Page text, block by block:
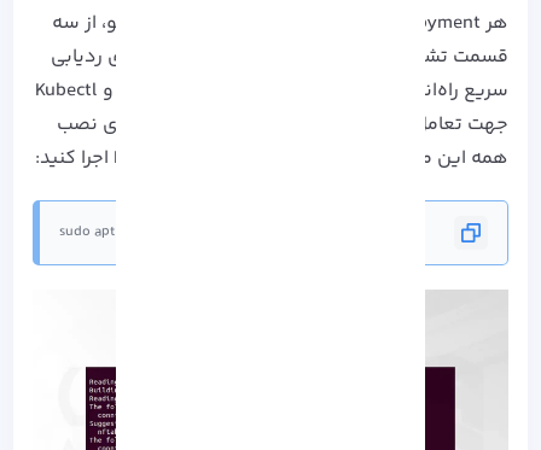
هر Deployment در نصب Kubernetes روی اوبونتو، از سه
قسمت تشکیل شده است که در آن Kubeadm برای ردیابی
سریع راه‌اندازی، Kubelet برای راه اندازی کانتینرها و Kubectl
جهت تعامل با Nodes در نظر گرفته شده است. برای نصب
همه این موارد دستورات ذکر شده را در هر Node اجرا کنید:
sudo apt install kubeadm kubelet kubectl